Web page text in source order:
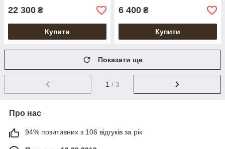
22 300 ₴
Купити
6 400 ₴
Купити
Показати ще
1 / 3
Про нас
94% позитивних з 106 відгуків за рік